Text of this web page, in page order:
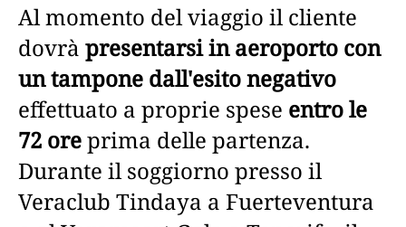
Al momento del viaggio il cliente
dovrà presentarsi in aeroporto con
un tampone dall'esito negativo
effettuato a proprie spese entro le
72 oreprima delle partenza.
Durante il soggiorno presso il
Veraclub Tindaya a Fuerteventura